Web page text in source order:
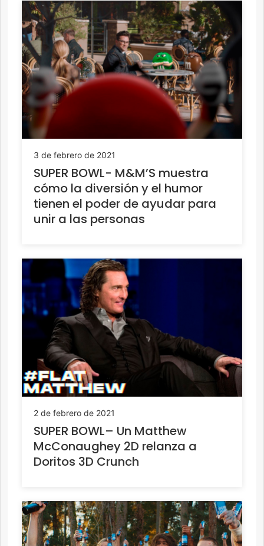
3 de febrero de 2021
SUPER BOWL- M&M’S muestra
cómo la diversión y el humor
tienen el poder de ayudar para
unir a las personas
2 de febrero de 2021
SUPER BOWL– Un Matthew
McConaughey 2D relanza a
Doritos 3D Crunch